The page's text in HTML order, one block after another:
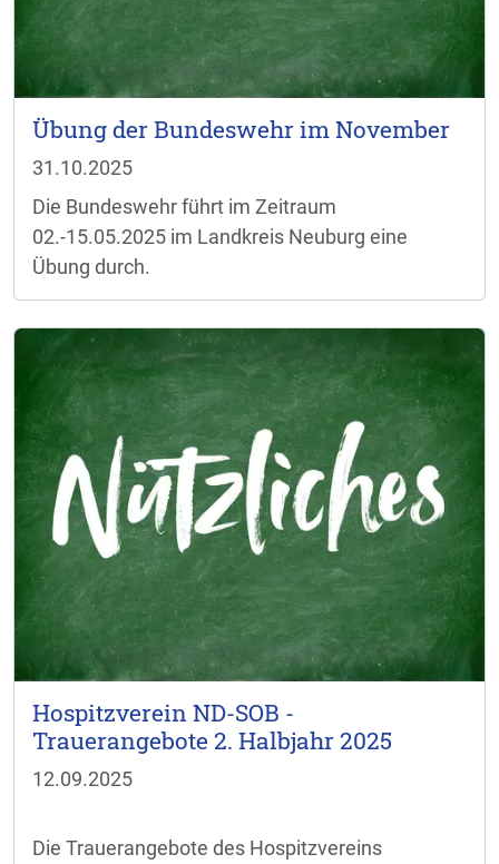
Übung der Bundeswehr im November
31.10.2025
Die Bundeswehr führt im Zeitraum
02.-15.05.2025 im Landkreis Neuburg eine
Übung durch.
Hospitzverein ND-SOB -
Trauerangebote 2. Halbjahr 2025
12.09.2025
Die Trauerangebote des Hospitzvereins